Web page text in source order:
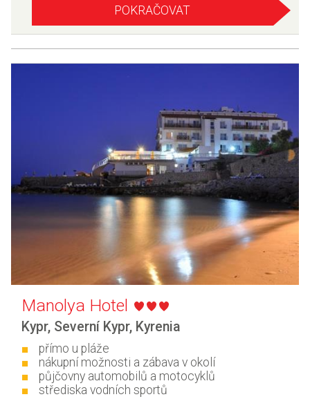
POKRAČOVAT
Manolya Hotel
Kypr, Severní Kypr, Kyrenia
přímo u pláže
nákupní možnosti a zábava v okolí
půjčovny automobilů a motocyklů
střediska vodních sportů